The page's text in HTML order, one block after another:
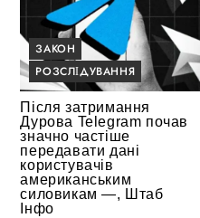
ЗАКОН
РОЗСЛІДУВАННЯ
Після затримання
Дурова Telegram почав
значно частіше
передавати дані
користувачів
американським
силовикам —, Штаб
Інфо